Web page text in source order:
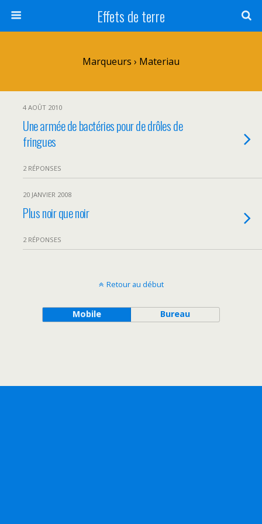
Effets de terre
Marqueurs › Materiau
4 AOÛT 2010
Une armée de bactéries pour de drôles de
fringues
2 RÉPONSES
20 JANVIER 2008
Plus noir que noir
2 RÉPONSES
Retour au début
Mobile Bureau